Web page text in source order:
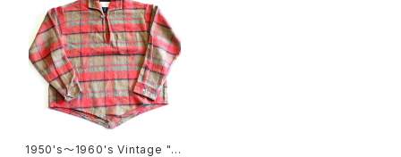
1950's〜1960's Vintage "S